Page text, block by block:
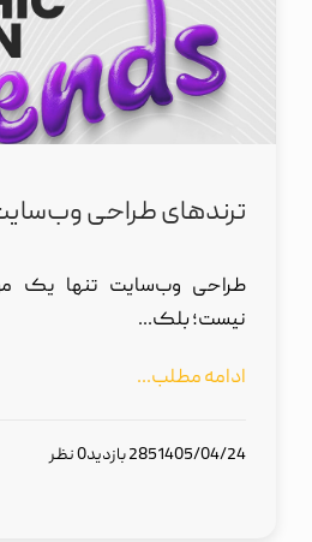
ترند‌های طراحی
طراحی وب‌سایت تنها یک
نیست؛ بلک...
ادامه مطلب...
1405/04/24285 بازدید 0 نظر